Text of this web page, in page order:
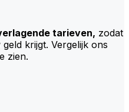
tarieven, zodat
krijgt. Vergelijk ons
zien.